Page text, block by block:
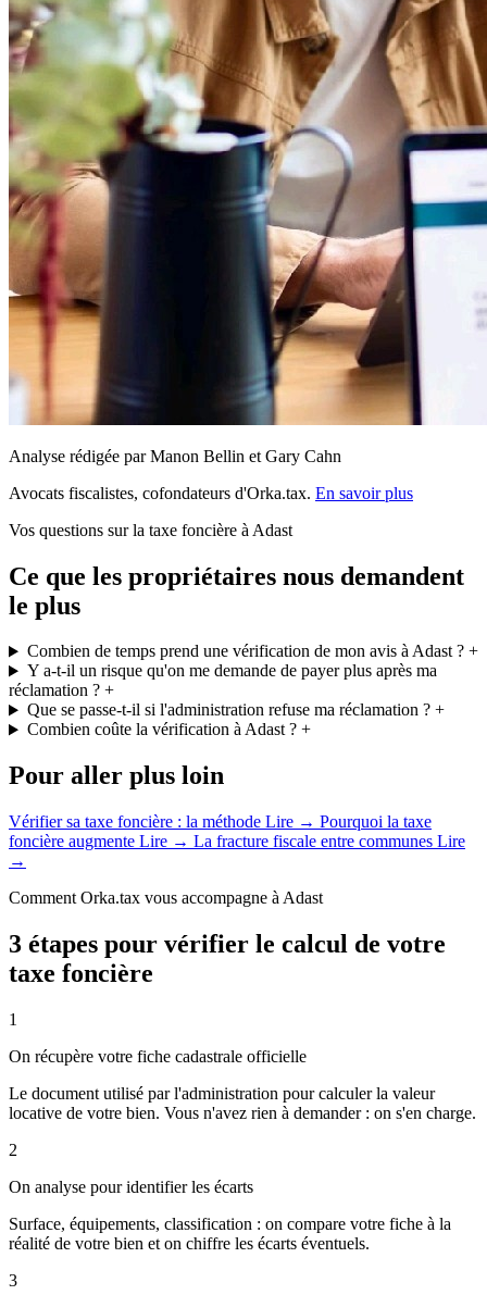
Analyse rédigée par Manon Bellin et Gary Cahn
Avocats fiscalistes, cofondateurs d'Orka.tax. En savoir plus
Vos questions sur la taxe foncière à Adast
Ce que les propriétaires nous demandent
le plus
Combien de temps prend une vérification de mon avis à Adast ?+
Y a-t-il un risque qu'on me demande de payer plus après ma
réclamation ? +
Que se passe-t-il si l'administration refuse ma réclamation ?+
Combien coûte la vérification à Adast ?+
Pour aller plus loin
Vérifier sa taxe foncière : la méthode Lire → Pourquoi la taxe
foncière augmente Lire → La fracture fiscale entre communes Lire
→
Comment Orka.tax vous accompagne à Adast
3 étapes pour vérifier le calcul de votre
taxe foncière
1
On récupère votre fiche cadastrale officielle
Le document utilisé par l'administration pour calculer la valeur
locative de votre bien. Vous n'avez rien à demander : on s'en charge.
2
On analyse pour identifier les écarts
Surface, équipements, classification : on compare votre fiche à la
réalité de votre bien et on chiffre les écarts éventuels.
3